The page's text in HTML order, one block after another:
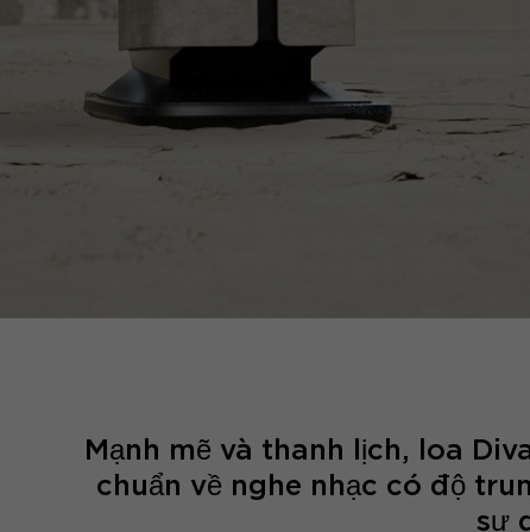
Mạnh mẽ và thanh lịch, loa
chuẩn về nghe nhạc có độ
sự